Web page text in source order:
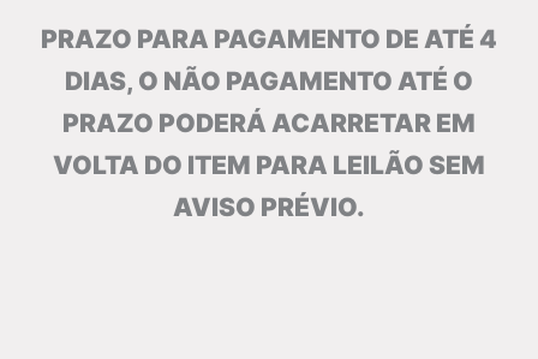
PRAZO PARA PAGAMENTO DE ATÉ 4
DIAS, O NÃO PAGAMENTO ATÉ O
PRAZO PODERÁ ACARRETAR EM
VOLTA DO ITEM PARA LEILÃO SEM
AVISO PRÉVIO.